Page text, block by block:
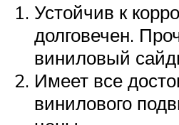
Устойчив к
долговечен.
виниловый
Имеет все
винилового